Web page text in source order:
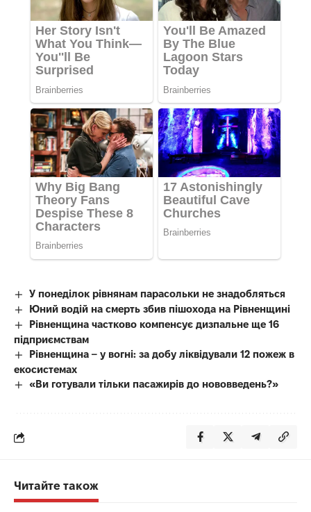
У понеділок рівнянам парасольки не знадобляться
Юний водій на смерть збив пішохода на Рівненщині
Рівненщина частково компенсує дизпальне ще 16
підприємствам
Рівненщина – у вогні: за добу ліквідували 12 пожеж в
екосистемах
«Ви готували тільки пасажирів до нововведень?»
Читайте також